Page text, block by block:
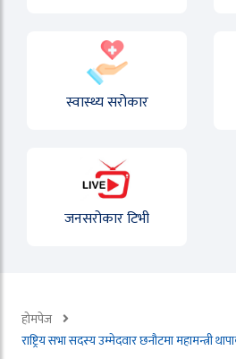
स्वास्थ्य सरोकार
जनसरोकार टिभी
होमपेज
राष्ट्रिय सभा सदस्य उम्मेदवार छनौटमा महामन्त्री